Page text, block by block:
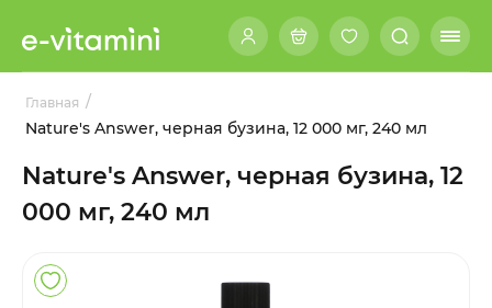
Главная /
Nature's Answer, черная бузина, 12 000 мг, 240 мл
Nature's Answer, черная бузина, 12
000 мг, 240 мл